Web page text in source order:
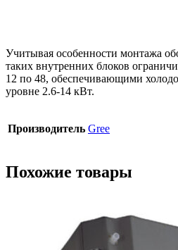
Учитывая особенности монтажа
таких внутренних блоков
12 по 48, обеспечивающими
уровне 2.6-14 кВт.
Производитель Gree
Похожие товары